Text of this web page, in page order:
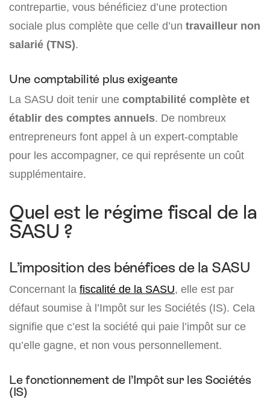
contrepartie, vous bénéficiez d’une protection
sociale plus complète que celle d’un travailleur non
salarié (TNS).
Une comptabilité plus exigeante
La SASU doit tenir une comptabilité complète et
établir des comptes annuels. De nombreux
entrepreneurs font appel à un expert-comptable
pour les accompagner, ce qui représente un coût
supplémentaire.
Quel est le régime fiscal de la
SASU ?
L’imposition des bénéfices de la SASU
Concernant la fiscalité de la SASU, elle est par
défaut soumise à l’Impôt sur les Sociétés (IS). Cela
signifie que c’est la société qui paie l’impôt sur ce
qu’elle gagne, et non vous personnellement.
Le fonctionnement de l’Impôt sur les Sociétés
(IS)